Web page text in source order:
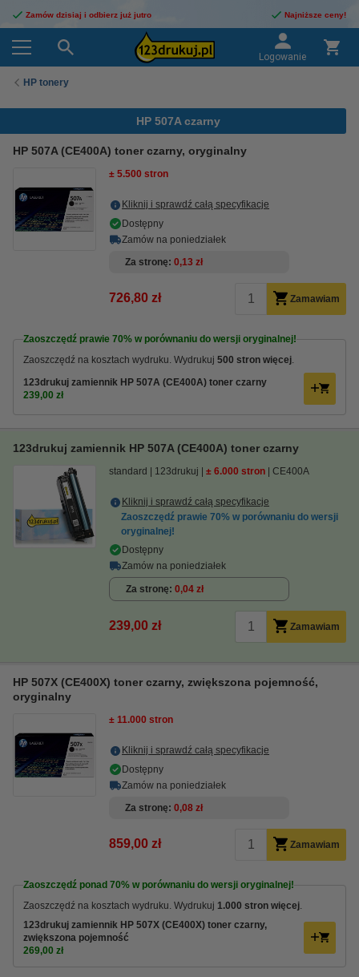
Zamów dzisiaj i odbierz już jutro Najniższe ceny!
Logowanie
HP tonery
HP 507A czarny
HP 507A (CE400A) toner czarny, oryginalny
± 5.500 stron
Kliknij i sprawdź całą specyfikacje
Dostępny
Zamów na poniedziałek
Za stronę 0,13 zł
726,80 zł Zamawiam
Zaoszczędź prawie 70% w porównaniu do wersji oryginalnej!
Zaoszczędź na kosztach wydruku. Wydrukuj 500 stron więcej.
123drukuj zamiennik HP 507A (CE400A) toner czarny
239,00 zł
123drukuj zamiennik HP 507A (CE400A) toner czarny
standard 123drukuj ± 6.000 stron CE400A
Kliknij i sprawdź całą specyfikacje
Zaoszczędź prawie 70% w porównaniu do wersji
oryginalnej!
Dostępny
Zamów na poniedziałek
Za stronę 0,04 zł
239,00 zł Zamawiam
HP 507X (CE400X) toner czarny, zwiększona pojemność,
oryginalny
± 11.000 stron
Kliknij i sprawdź całą specyfikacje
Dostępny
Zamów na poniedziałek
Za stronę 0,08 zł
859,00 zł Zamawiam
Zaoszczędź ponad 70% w porównaniu do wersji oryginalnej!
Zaoszczędź na kosztach wydruku. Wydrukuj 1.000 stron więcej.
123drukuj zamiennik HP 507X (CE400X) toner czarny,
zwiększona pojemność
269,00 zł